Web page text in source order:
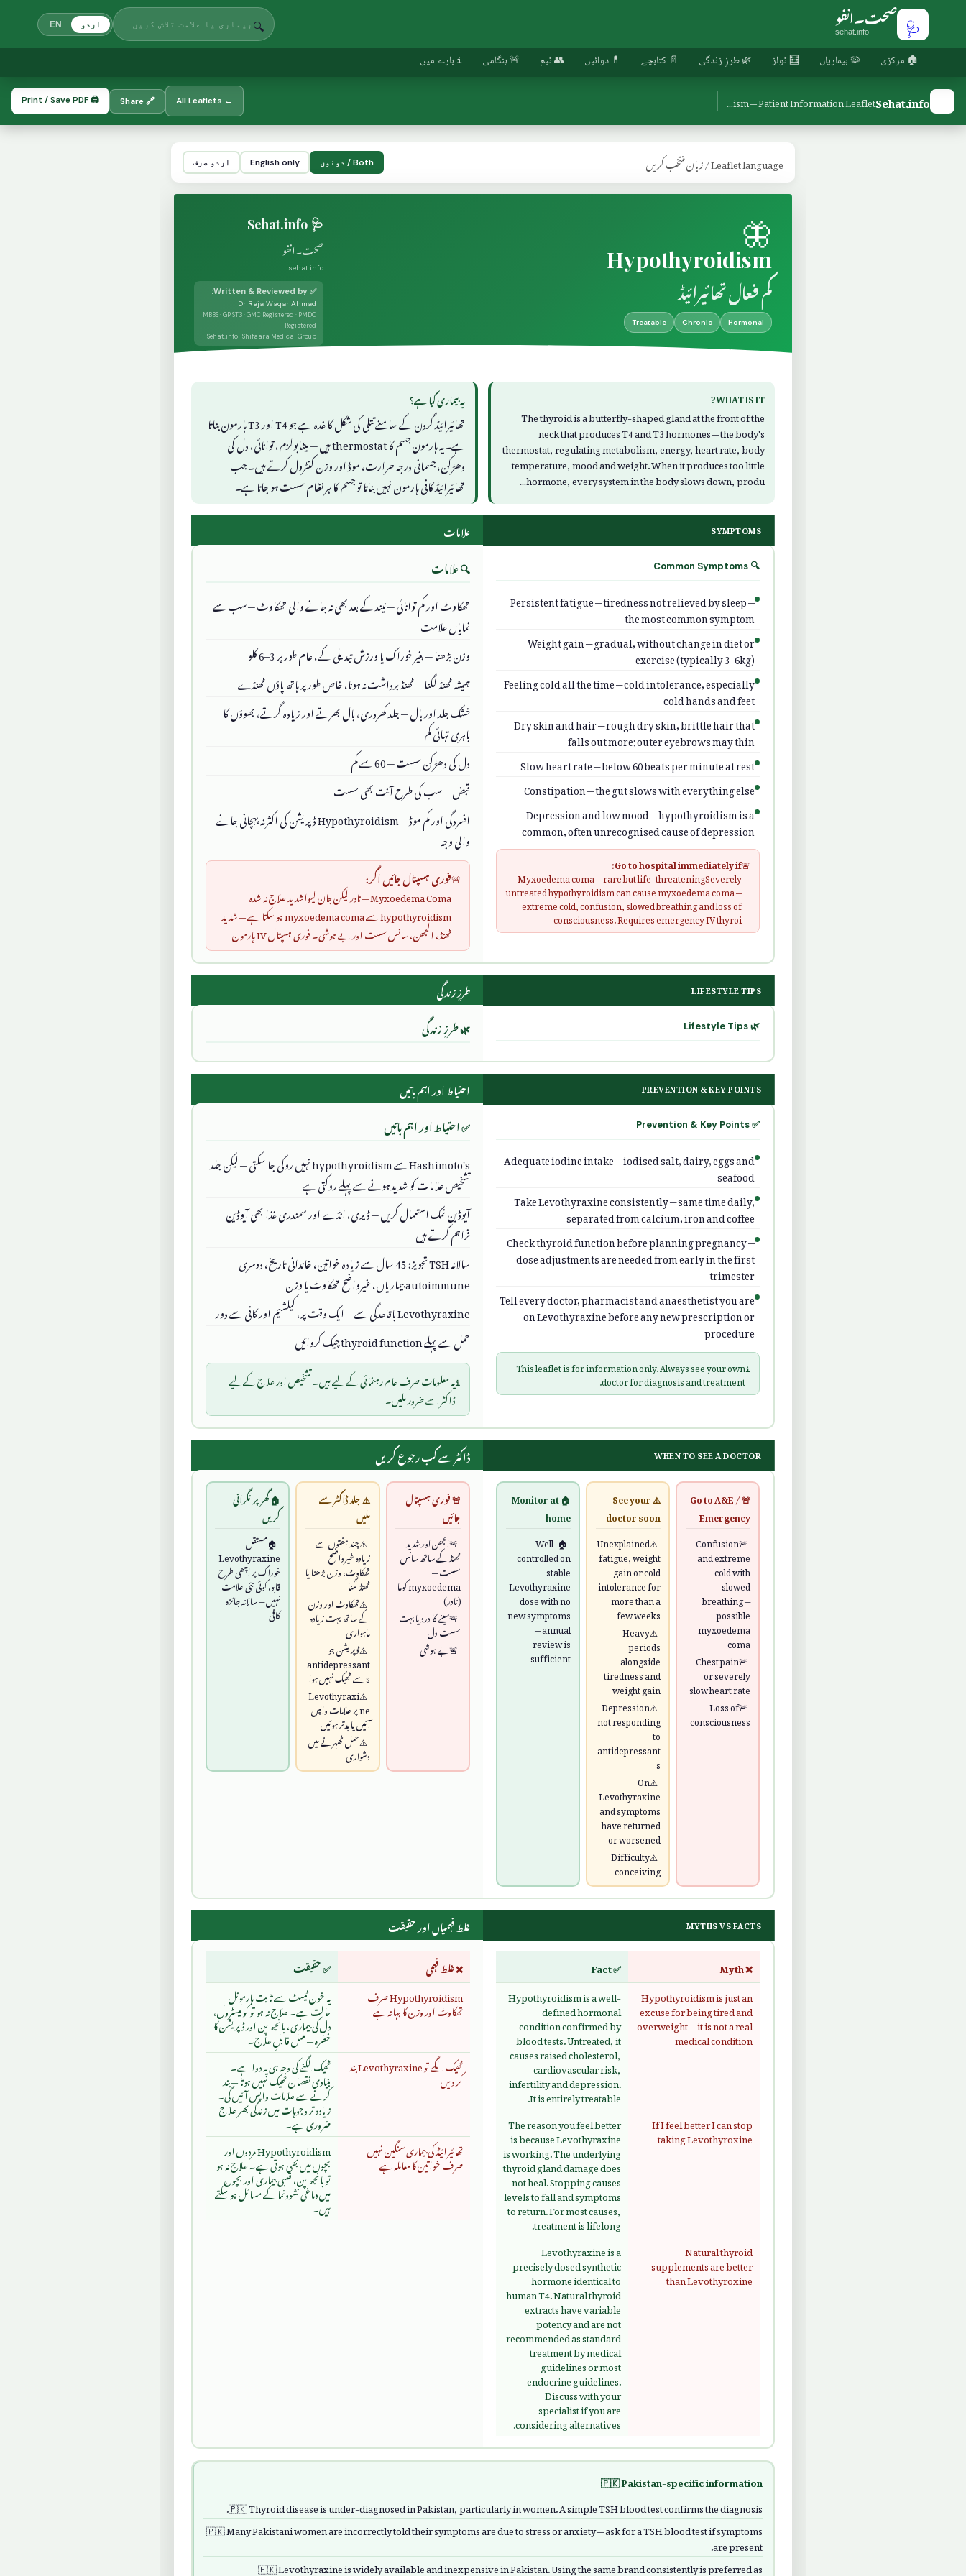
🩺 صحت۔انفو
sehat.info
🔍 اردو EN
🏠 مرکزی 🦠 بیماریاں 🧮 ٹولز 🌿 طرزِ زندگی 📄 کتابچے 💊 دوائیں 👥 ٹیم 🚨 ہنگامی ℹ️ بارے میں
Sehat.info
Hypothyroidism — Patient Information Leaflet
← All Leaflets
🔗 Share
🖨️ Print / Save PDF
Leaflet language / زبان منتخب کریں Both / دونوں English only اردو صرف
🦋
Hypothyroidism
کم فعال تھائیرائیڈ
Hormonal
Chronic
Treatable
🩺 Sehat.info
صحت۔انفو
sehat.info
✅ Written & Reviewed by:
Dr Raja Waqar Ahmad
MBBS · GP ST3 · GMC Registered · PMDC
Registered
Sehat.info · Shifaara Medical Group
WHAT IS IT?
The thyroid is a butterfly-shaped gland at the front of the
neck that produces T4 and T3 hormones — the body's
thermostat, regulating metabolism, energy, heart rate, body
temperature, mood and weight. When it produces too little
hormone, every system in the body slows down, produ…
یہ بیماری کیا ہے؟
تھائیرائیڈ گردن کے سامنے تتلی کی شکل کا غدہ ہے جو T4 اور T3 ہارمون بناتا
ہے۔ یہ ہارمون جسم کا thermostat ہیں — میٹابولزم، توانائی، دل کی
دھڑکن، جسمانی درجہ حرارت، موڈ اور وزن کنٹرول کرتے ہیں۔ جب
تھائیرائیڈ کافی ہارمون نہیں بناتا تو جسم کا ہر نظام سست ہو جاتا ہے۔
SYMPTOMS علامات
🔍 Common Symptoms
Persistent fatigue — tiredness not relieved by sleep —
the most common symptom
Weight gain — gradual, without change in diet or
exercise (typically 3–6kg)
Feeling cold all the time — cold intolerance, especially
cold hands and feet
Dry skin and hair — rough dry skin, brittle hair that
falls out more; outer eyebrows may thin
Slow heart rate — below 60 beats per minute at rest
Constipation — the gut slows with everything else
Depression and low mood — hypothyroidism is a
common, often unrecognised cause of depression
🚨
Go to hospital immediately if:
Myxoedema coma — rare but life-threateningSeverely
untreated hypothyroidism can cause myxoedema coma —
extreme cold, confusion, slowed breathing and loss of
consciousness. Requires emergency IV thyroi
🔍 علامات
تھکاوٹ اور کم توانائی — نیند کے بعد بھی نہ جانے والی تھکاوٹ — سب سے
نمایاں علامت
وزن بڑھنا — بغیر خوراک یا ورزش تبدیلی کے، عام طور پر 3–6 کلو
ہمیشہ ٹھنڈ لگنا — ٹھنڈ برداشت نہ ہونا، خاص طور پر ہاتھ پاؤں ٹھنڈے
خشک جلد اور بال — جلد کھردری، بال بھرتے اور زیادہ گرتے، بھوؤں کا
باہری تہائی کم
دل کی دھڑکن سست — 60 سے کم
قبض — سب کی طرح آنت بھی سست
افسردگی اور کم موڈ — Hypothyroidism ڈپریشن کی اکثر نہ پہچانی جانے
والی وجہ
🚨فوری ہسپتال جائیں اگر:
Myxoedema Coma — نادر لیکن جان لیواشدید علاج نہ شدہ
hypothyroidism سے myxoedema coma ہو سکتا ہے — شدید
ٹھنڈ، الجھن، سانس سست اور بے ہوشی۔ فوری ہسپتال IV ہارمون
LIFESTYLE TIPS طرزِ زندگی
🌿 Lifestyle Tips 🌿 طرزِ زندگی
PREVENTION & KEY POINTS احتیاط اور اہم باتیں
✅ Prevention & Key Points
Adequate iodine intake — iodised salt, dairy, eggs and
seafood
Take Levothyraxine consistently — same time daily,
separated from calcium, iron and coffee
Check thyroid function before planning pregnancy —
dose adjustments are needed from early in the first
trimester
Tell every doctor, pharmacist and anaesthetist you are
on Levothyraxine before any new prescription or
procedure
ℹ️
This leaflet is for information only. Always see your own
doctor for diagnosis and treatment.
✅ احتیاط اور اہم باتیں
Hashimoto's سے hypothyroidism نہیں روکی جا سکتی — لیکن جلد
تشخیص علامات کو شدید ہونے سے پہلے روکتی ہے
آیوڈین نمک استعمال کریں — ڈیری، انڈے اور سمندری غذا بھی آیوڈین
فراہم کرتے ہیں
سالانہ TSH تجویز: 45 سال سے زیادہ خواتین، خاندانی تاریخ، دوسری
autoimmune بیماریاں، غیرواضح تھکاوٹ یا وزن
Levothyraxine باقاعدگی سے — ایک وقت پر، کیلشیم اور کافی سے دور
حمل سے پہلے thyroid function چیک کروائیں
ℹ️یہ معلومات صرف عام رہنمائی کے لیے ہیں۔ تشخیص اور علاج کے لیے
ڈاکٹر سے ضرور ملیں۔
WHEN TO SEE A DOCTOR ڈاکٹر سے کب رجوع کریں
🚨 Go to A&E /
Emergency
Confusion
and extreme
cold with
slowed
breathing —
possible
myxoedema
coma
Chest pain
or severely
slow heart rate
Loss of
consciousness
⚠️ See your
doctor soon
Unexplained
fatigue, weight
gain or cold
intolerance for
more than a
few weeks
Heavy
periods
alongside
tiredness and
weight gain
Depression
not responding
to
antidepressant
s
On
Levothyraxine
and symptoms
have returned
or worsened
Difficulty
conceiving
🏠 Monitor at
home
Well-
controlled on
stable
Levothyraxine
dose with no
new symptoms
— annual
review is
sufficient
🚨 فوری ہسپتال
جائیں
الجھن اور شدید
ٹھنڈ کے ساتھ سانس
سست —
myxoedema کوما
(نادر)
سینے کا درد یا بہت
سست دل
بے ہوشی
⚠️ جلد ڈاکٹر سے
ملیں
چند ہفتوں سے
زیادہ غیرواضح
تھکاوٹ، وزن بڑھنا یا
ٹھنڈ لگنا
تھکاوٹ اور وزن
کے ساتھ بہت زیادہ
ماہواری
ڈپریشن جو
antidepressant
s سے ٹھیک نہیں ہوا
Levothyraxi
ne پر علامات واپس
آئیں یا بدتر ہوئیں
حمل ٹھہرنے میں
دشواری
🏠 گھر پر نگرانی
کریں
مستقل
Levothyraxine
خوراک پر اچھی طرح
قابو، کوئی نئی علامت
نہیں — سالانہ جائزہ
کافی
MYTHS VS FACTS
غلط فہمیاں اور حقیقت
❌ Myth
✅ Fact
Hypothyroidism is just an
excuse for being tired and
overweight — it is not a real
medical condition
Hypothyroidism is a well-
defined hormonal
condition confirmed by
blood tests. Untreated, it
causes raised cholesterol,
cardiovascular risk,
infertility and depression.
It is entirely treatable.
If I feel better I can stop
taking Levothyroxine
The reason you feel better
is because Levothyraxine
is working. The underlying
thyroid gland damage does
not heal. Stopping causes
levels to fall and symptoms
to return. For most causes,
treatment is lifelong.
Natural thyroid
supplements are better
than Levothyroxine
Levothyraxine is a
precisely dosed synthetic
hormone identical to
human T4. Natural thyroid
extracts have variable
potency and are not
recommended as standard
treatment by medical
guidelines or most
endocrine guidelines.
Discuss with your
specialist if you are
considering alternatives.
❌ غلط فہمی
✅ حقیقت
Hypothyroidism صرف
تھکاوٹ اور وزن کا بہانہ ہے
یہ خون ٹیسٹ سے ثابت ہارمونل
حالت ہے۔ علاج نہ ہو تو کولیسٹرول،
دل کی بیماری، بانجھ پن اور ڈپریشن کا
خطرہ — مکمل قابلِ علاج۔
ٹھیک لگے تو Levothyraxine بند
کر دیں
ٹھیک لگنے کی وجہ ہی یہ دوا ہے۔
بنیادی نقصان ٹھیک نہیں ہوتا — بند
کرنے سے علامات واپس آئیں گی۔
زیادہ تر وجوہات میں زندگی بھر علاج
ضروری ہے۔
تھائیرائیڈ کی بیماری سنگین نہیں —
صرف خواتین کا معاملہ ہے
Hypothyroidism مردوں اور
بچوں میں بھی ہوتی ہے۔ علاج نہ ہو
تو بانجھ پن، قلبی بیماری اور بچوں
میں دماغی نشوونما کے مسائل ہو سکتے
ہیں۔
🇵🇰 Pakistan-specific information
Thyroid disease is under-diagnosed in Pakistan, particularly in women. A simple TSH blood test confirms the diagnosis.
Many Pakistani women are incorrectly told their symptoms are due to stress or anxiety — ask for a TSH blood test if symptoms
are present.
Levothyraxine is widely available and inexpensive in Pakistan. Using the same brand consistently is preferred as